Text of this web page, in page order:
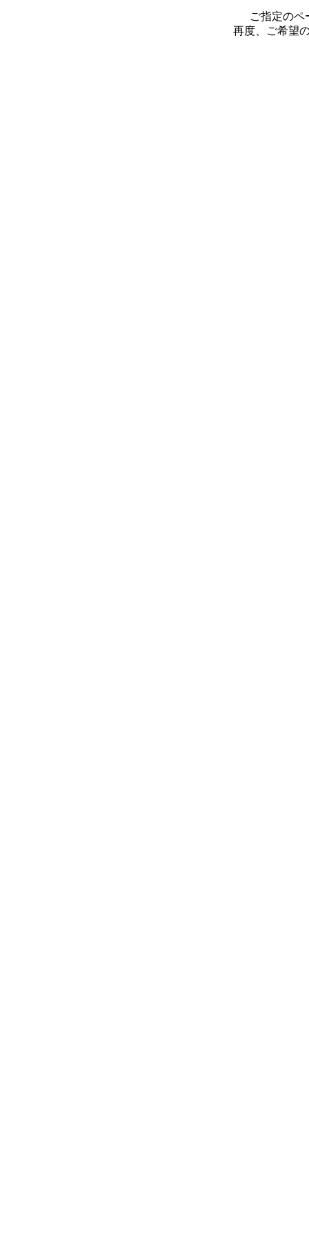
ご指定のペ
再度、ご希望